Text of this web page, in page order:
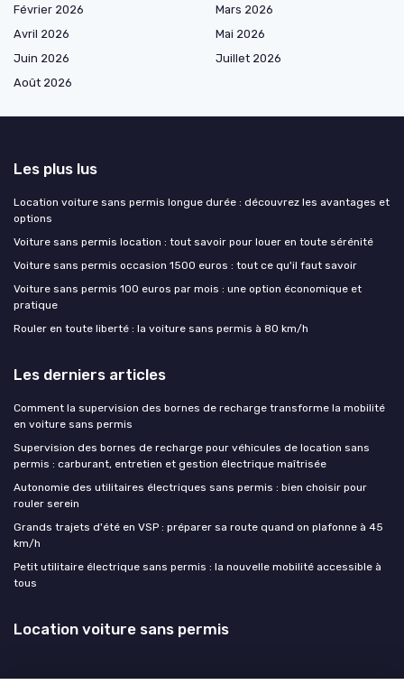
Février 2026
Mars 2026
Avril 2026
Mai 2026
Juin 2026
Juillet 2026
Août 2026
Les plus lus
Location voiture sans permis longue durée : découvrez les avantages et
options
Voiture sans permis location : tout savoir pour louer en toute sérénité
Voiture sans permis occasion 1500 euros : tout ce qu'il faut savoir
Voiture sans permis 100 euros par mois : une option économique et
pratique
Rouler en toute liberté : la voiture sans permis à 80 km/h
Les derniers articles
Comment la supervision des bornes de recharge transforme la mobilité
en voiture sans permis
Supervision des bornes de recharge pour véhicules de location sans
permis : carburant, entretien et gestion électrique maîtrisée
Autonomie des utilitaires électriques sans permis : bien choisir pour
rouler serein
Grands trajets d'été en VSP : préparer sa route quand on plafonne à 45
km/h
Petit utilitaire électrique sans permis : la nouvelle mobilité accessible à
tous
Location voiture sans permis